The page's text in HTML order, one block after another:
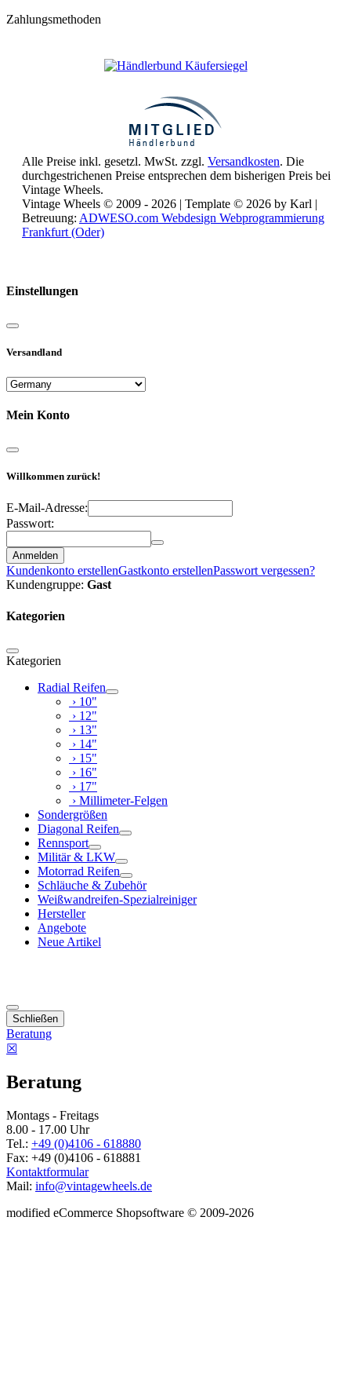
Zahlungsmethoden
Alle Preise inkl. gesetzl. MwSt. zzgl. Versandkosten. Die
durchgestrichenen Preise entsprechen dem bisherigen Preis bei
Vintage Wheels.
Vintage Wheels © 2009 - 2026 | Template © 2026 by Karl |
Betreuung: ADWESO.com Webdesign Webprogrammierung
Frankfurt (Oder)
Einstellungen
Versandland
Mein Konto
Willkommen zurück!
E-Mail-Adresse:
Passwort:
Anmelden
Kundenkonto erstellenGastkonto erstellenPasswort vergessen?
Kundengruppe: Gast
Kategorien
Kategorien
Radial Reifen
› 10"
› 12"
› 13"
› 14"
› 15"
› 16"
› 17"
› Millimeter-Felgen
Sondergrößen
Diagonal Reifen
Rennsport
Militär & LKW
Motorrad Reifen
Schläuche & Zubehör
Weißwandreifen-Spezialreiniger
Hersteller
Angebote
Neue Artikel
Schließen
Beratung
☒
Beratung
Montags - Freitags
8.00 - 17.00 Uhr
Tel.: +49 (0)4106 - 618880
Fax: +49 (0)4106 - 618881
Kontaktformular
Mail: info@vintagewheels.de
modified eCommerce Shopsoftware © 2009-2026